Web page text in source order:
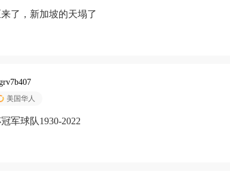
了，新加坡的天塌了
美国华人
军球队1930-2022